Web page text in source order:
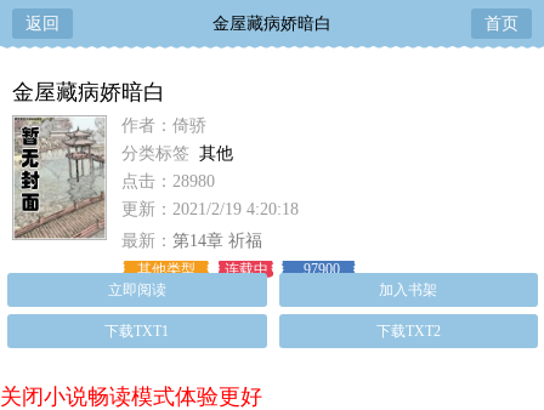
返回 金屋藏病娇暗白 首页
金屋藏病娇暗白
作者：倚骄
分类标签 其他
点击：28980
更新：2021/2/19 4:20:18
最新： 第14章 祈福
其他类型 连载中
97900
立即阅读
加入书架
下载TXT1 下载TXT2
关闭小说畅读模式体验更好